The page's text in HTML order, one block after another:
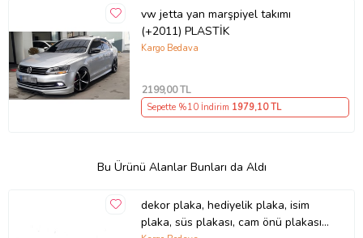
vw jetta yan marşpiyel takımı
(+2011) PLASTİK
Kargo Bedava
2199,00 TL
Sepette %10 İndirim 1979,10 TL
Bu Ürünü Alanlar Bunları da Aldı
dekor plaka, hediyelik plaka, isim
plaka, süs plakası, cam önü plakası,